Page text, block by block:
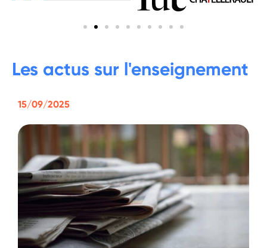
Les actus sur l'enseignement
15/09/2025